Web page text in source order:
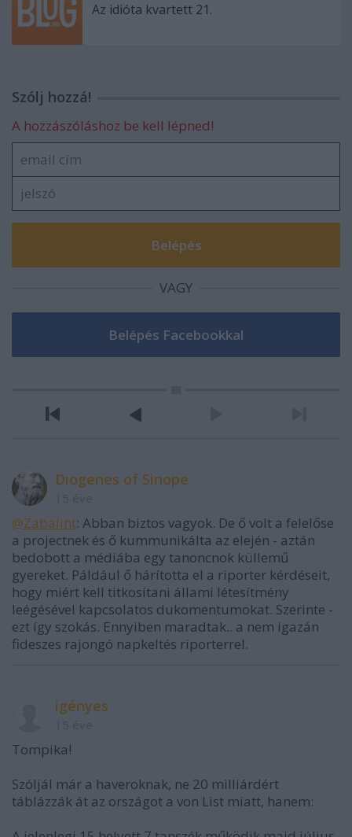
Az idióta kvartett 21.
Szólj hozzá!
A hozzászóláshoz be kell lépned!
VAGY
Diogenes of Sinope
@Zabalint: Abban biztos vagyok. De ő volt a felelőse
a projectnek és ő kummunikálta az elején - aztán
bedobott a médiába egy tanoncnok küllemű
gyereket. Páldául ő hárította el a riporter kérdéseit,
hogy miért kell titkosítani állami létesítmény
leégésével kapcsolatos dukomentumokat. Szerinte -
ezt így szokás. Ennyiben maradtak.. a nem igazán
fideszes rajongó napkeltés riporterrel.
igényes
Tompika!
Szóljál már a haveroknak, ne 20 milliárdért
táblázzák át az országot a von List miatt, hanem: